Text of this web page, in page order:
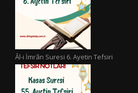
Âl-i İmrân Suresi 6. Ayetin Tefsiri